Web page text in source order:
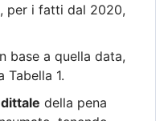
per i fatti dal 2020,
base a quella data,
Tabella 1.
della pena